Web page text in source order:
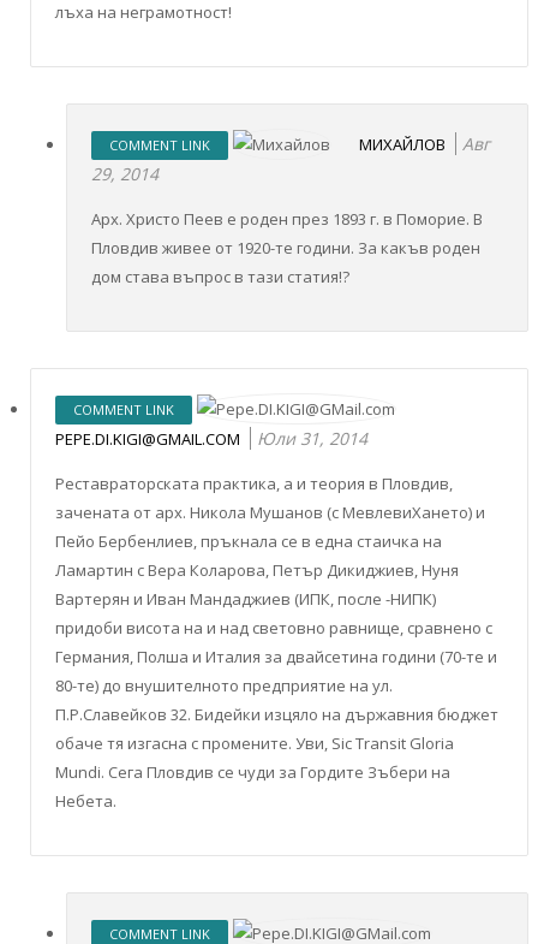
лъха на неграмотност!
COMMENT LINK МИХАЙЛОВ
Авг
29, 2014
Арх. Христо Пеев е роден през 1893 г. в Поморие. В
Пловдив живее от 1920-те години. За какъв роден
дом става въпрос в тази статия!?
COMMENT LINK
PEPE.DI.KIGI@GMAIL.COM Юли 31, 2014
Реставраторската практика, а и теория в Пловдив,
зачената от арх. Никола Мушанов (с МевлевиХането) и
Пейо Бербенлиев, пръкнала се в една стаичка на
Ламартин с Вера Коларова, Петър Дикиджиев, Нуня
Вартерян и Иван Мандаджиев (ИПК, после -НИПК)
придоби висота на и над световно равнище, сравнено с
Германия, Полша и Италия за двайсетина години (70-те и
80-те) до внушителното предприятие на ул.
П.Р.Славейков 32. Бидейки изцяло на държавния бюджет
обаче тя изгасна с промените. Уви, Sic Transit Gloria
Mundi. Сега Пловдив се чуди за Гордите Зъбери на
Небета.
COMMENT LINK